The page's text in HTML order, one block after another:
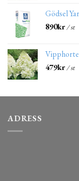
Gödsel
890kr/ st
479kr/ st
ADRESS